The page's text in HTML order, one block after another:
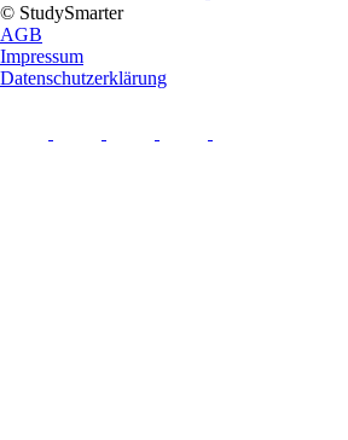
© StudySmarter
AGB
Impressum
Datenschutzerklärung